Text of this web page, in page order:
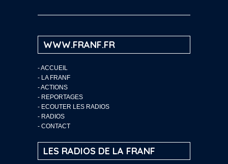
WWW.FRANF.FR
-ACCUEIL
- LA FRANF
-ACTIONS
- REPORTAGES
- ECOUTER LES RADIOS
- RADIOS
- CONTACT
LES RADIOS DE LA FRANF